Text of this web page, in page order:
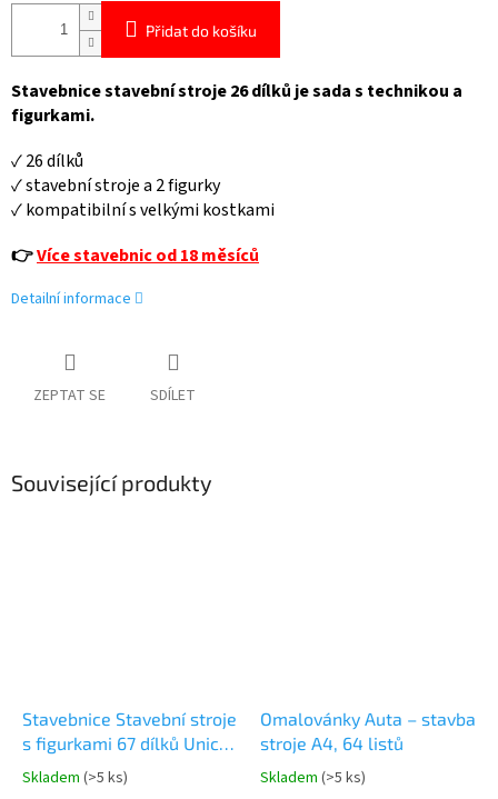
Přidat do košíku
Stavebnice stavební stroje 26 dílků je sada s technikou a
figurkami.
✓ 26 dílků
✓ stavební stroje a 2 figurky
✓ kompatibilní s velkými kostkami
👉Více stavebnic od 18 měsíců
Detailní informace
ZEPTAT SE SDÍLET
Související produkty
Stavebnice Stavební stroje
s figurkami 67 dílků Unico
Plus
Průměrné
Skladem (>5 ks)
Omalovánky Auta – stavba
stroje A4, 64 listů
Průměrné
Skladem (>5 ks)